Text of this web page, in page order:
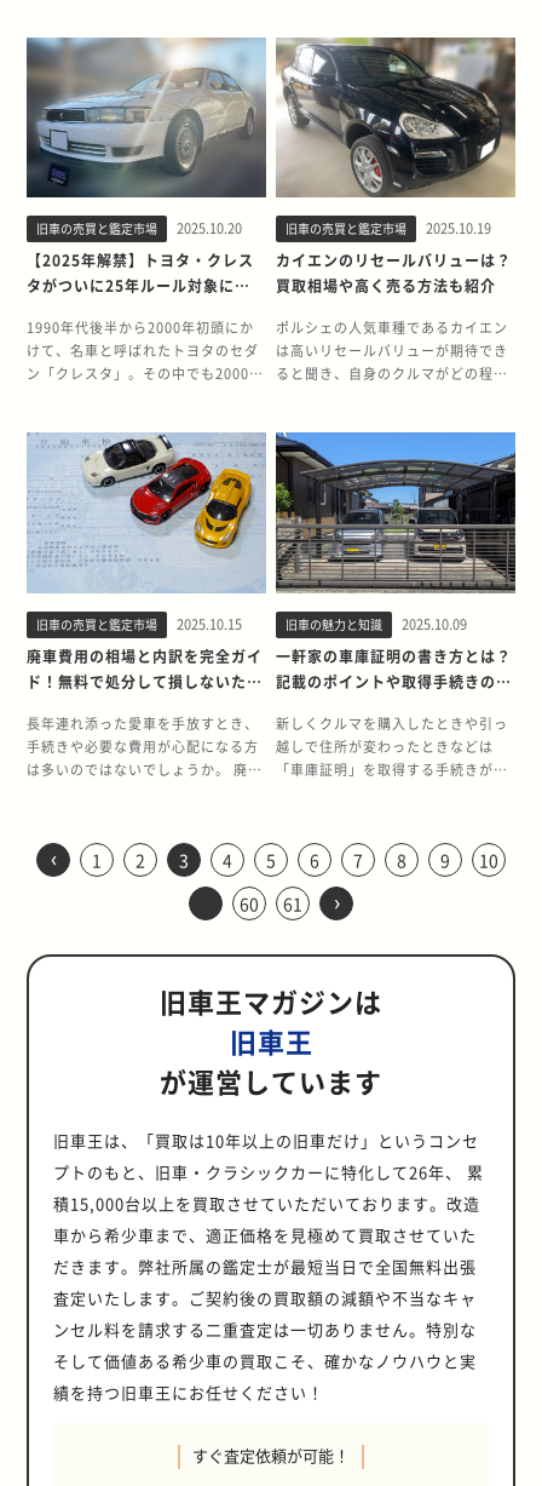
ン各部の摩耗や劣化が進んでいる旧
車では、通常使用の温度から離れる
ほど性能の低下を招きやすいといえ
ます。 電子デバイスがあまりない
年式にもよりますが、旧車には安定
した走行をアシストしてくれる電子
デバイスがあまり装備されていませ
ん。走行が不安定になりがちな雪道
では、トラクションコントロールや
横滑り防止装置、ABSといった電子
制御の有無が安全性に直結します。
路面との摩擦が低くなるため、丁寧
転してしまいますし、いつもどおり
のブレーキングだとすぐにロックし
てしまって危険です。旧車で雪道を
や故障をすると補修部品が入手しに
くい 修理の際の補修部品が入手しに
くい点も、旧車オーナーが雪道を走
るうえで意識しておくべきポイント
です。滑りやすい路面では、どうし
ても事故のリスクが高まります。ま
た、安全運転をしていても、もらい
事故に遭わないとも限りません。 ま
た、いつもとは違う温度環境での走
行のため、思わぬ故障が発生するこ
ともあります。特に、弱いバッテリ
脂パーツは低温に弱い部分です。 絶
対に押さえておきたい旧車の雪道対
策 旧車で雪道を走行する際は、不調
の使用によって各部の劣化は避けら
れないため、車に大きな負担のかか
る雪道で無理をすると思わぬトラブ
ルにつながりかねません。 雪道を走
くべき対策を詳しく紹介します。 ス
タッドレスタイヤを履く 旧車に限っ
たことではありませんが、雪道を走
ヤは装着しておきましょう。特に設
計の古い旧車では、わずかな雪でも
不安定になるおそれがあります。 ま
際は、製造からの経過年数も重要な
ポイントです。ゴムが硬化して柔軟
性を失うと、雪道でのグリップ性能
が著しく低下します。十分にタイヤ
の溝が残っていても、3～5年を目安
意しておく 旧車で雪道を走る際は、
チェーンも用意しておくことをおす
すめします。スタッドレスタイヤ
を発揮できません。ABSやトラクシ
ョンコントロールといった電子デバ
す。 水分のあまりない新雪や完全な
MCV21W 2MZ-FE 1999年 8月 26年
落ち トヨタ マークIIクオリス 2.5ク
オリスＦＯＵＲ GF-MCV25W 2MZ-
FE 1999年 8月 26年落ち トヨタ マ
ークIIクオリス 2.5クオリスＦＯＵＲ
ツアラーエディション GF-MCV25W
2MZ-FE 1999年 8月 26年落ち トヨ
タ マークIIクオリス 2.5クオリス Ｇ
パッケージ GF-MCV21W 2MZ-FE
1999年 8月 26年落ち トヨタ マーク
IIクオリス 2.5クオリスＦＯＵＲ Ｌ
パッケージ GF-MCV25W 2MZ-FE
IIクオリス 2.5クオリスＦＯＵＲ Ｇ
パッケージ GF-MCV25W 2MZ-FE
1999年 8月 26年落ち トヨタ マーク
落ち トヨタ マークIIクオリス 2.2ク
オリス Ｊパッケージ GF-SXV20W
5S-FE 1999年 8月 26年落ち トヨタ
マークIIクオリス 2.2クオリス GF-
SXV20W 5S-FE 1999年 8月 26年落
ち トヨタ マークIIクオリス 2.2クオ
リスＦＯＵＲ Ｊパッケージ GF-
SXV25W 5S-FE 1999年 8月 26年落
ち トヨタ マークIIクオリス 2.2クオ
リス ツアラーエディション GF-
SXV20W 5S-FE 1999年 8月 26年落
リス Ｌパッケージ GF-SXV20W 5S-
FE 1999年 8月 26年落ち トヨタ マ
ークIIクオリス 2.2クオリスＦＯＵＲ
クオリスＦＯＵＲ ツアラーエディシ
ョン GF-SXV25W 5S-FE 1999年 8月
26年落ち トヨタ マークIIクオリス
2.2クオリスＦＯＵＲ Ｌパッケージ
年落ち トヨタ マークIIクオリス 3.0
2000年 12月 25年落ち 25年ルール
する？ 今回の解禁で、マークIIクオ
リスの輸出需要が高まることが予想
されます。特に北米では、ステーシ
る人気が高く、パーツの入手性や整
備のしやすさも相まって注目が集ま
っています。 とくに以下のようなグ
レードは希少性・装備の充実度から
高騰が見込まれます。 ・3.0クオリ
ラーエディション（2MZ-FE） ・2.2
クオリス FOUR（5S-FE 4WD） た
だし、中古車価格はコンディション
す。売却や査定を検討する際は、専
門店での査定をおすすめします。 マ
能と、ステーションワゴンならでは
す。 25年ルールとは、アメリカにお
けるクラシックカー輸入の規制緩和
制度のことです。製造から25年以上
が経過した車輌であれば、現地の安
全基準や排ガス規制を気にせず輸入
できるようになります。 このルール
により、右ハンドルの日本車にも新
たな輸出需要が生まれつつあり、タ
ウンエースノアのような多人数乗
車・高ルーフ・ディーゼル搭載モデ
ルは、現地でも人気が出ると予想さ
れています。 25年ルール解禁対象の
ド？ 1990年代後半から2000年初頭
にかけて販売された「タウンエース
ノア」は、北米でも密かに注目を集
年～2000年に生産された一部のグレ
ードは、2024年〜2025年にかけて
アメリカの「25年ルール」により輸
出解禁の対象となります。 以下に、
現時点で25年ルールの条件を満たす
代表的なグレードと型式をまとめま
した。 メーカー 車種 グレード 型式
エンジン型式 トヨタ タウンエース
ノア スーパーエクストラ メモリア
ルエディション スタンダードルーフ
GF-SR40G 3S‑FE トヨタ タウンエ
ースノア スーパーエクストラ メモ
ーフ GF-SR40G 3S‑FE トヨタ タウ
ンエースノア スーパーエクストラ
メモリアルエディション スペーシャ
ノア スーパーエクストラ メモリア
ルエディション スタンダードルーフ
ーフ GF-SR50G 3S‑FE トヨタ タウ
ンエースノア スーパーエクストラ
メモリアルエディション スペーシャ
気？輸出・相場の観点から注目モデ
ルを紹介 タウンエースノアのなかで
ルには多くのグレードが存在しま
す。しかし、すべてが同じように評
人気のある仕様や、内外装が整った
特別仕様車には高い相場がつく傾向
があります。 現時点で輸出・相場の
観点から注目されているモデルにつ
いて、エンジンや駆動方式、装備仕
様の違いを踏まえて紹介します。
ディーゼル×4WDの「KH-CR系」
は輸出ニーズが高い 輸出市場で特に
注目されているのは、3C-TEディー
CR40G」「KH-CR50G」型です。燃
費に優れていながらも高いトルクを
ら25年以上経過した車輌であれば、
安全基準や排ガス規制の適用を受け
ずに輸入が認められます。 そのた
め、これまでアメリカで乗ることが
難しかった日本国内仕様の右ハンド
ル車でも、25年経過すればクラシッ
クカーとして登録が可能になりま
す。ガイアもこのルールにより、北
米市場への輸出が本格化する可能性
があります。 25年ルール解禁でトヨ
タ ガイアは値上がりする？ 25年ル
ールの解禁により、ガイアの中古車
理由は以下の通りです。 ・北米市場
などで右ハンドル車の需要が高まる
・エアロパッケージやメモリアルエ
・程度の良い個体が減ってきている
ただし、値上がりが必ずしも保証さ
れるわけではありません。中古車価
格は個体の状態、走行距離、装備、
取引時期などによっても変動しま
す。とはいえ、25年ルール解禁を迎
えた今が売却や査定のタイミングと
して注目されています。 2025年時
点で25年ルール解禁となっているガ
イアは下記のとおりです。 メーカー
モデル名 グレード名 型式 エンジン
型式 トヨタ ガイア リミテッド GF-
テッド GF-SXM15G 3S-FE トヨタ
ガイア リミテッドナビスペシャル
GF-SXM10G 3S-FE トヨタ ガイア
ア エアロパッケージ GF-SXM10G
3S-FE トヨタ ガイア ガイア エアロ
パッケージ GF-SXM15G 3S-FE 25
年ルールが解禁されたトヨタ ガイア
バーサイズに収まった扱いやすさ
す。ベースグレードから上級仕様ま
で豊富なラインナップがあり、代表
的なものに以下が挙げられます。 ・
メモリアルエディション（1999年
10月）：特別装備を充実させた記念
ビスペシャル（2000年10月）：上
級装備＋ナビ搭載 ・エアロパッケー
観が特徴 エンジンは信頼性の高い
3S-FE型を中心に、後期には直噴の
1AZ-FSE（D-4）、ディーゼルの
3C-TEも設定。北米ではこのサイズ
感とエンジンバリエーションが希少
であり、家族用ミニバンとしてだけ
でなく、キャンピングカーベース車
としても需要が見込まれます。 トヨ
タ ガイア以外で2024年に25年ルー
は、ガイア以外にも多くの人気モデ
ルが25年ルール解禁を迎えます。代
ールでアメリカ輸出が解禁 アメリカ
では、排ガス・安全基準の関係から
輸入できない車種が多く存在します
が、「製造から25年経過した車両」
はこの規制対象から除外され、クラ
シックカーとして輸入・登録が可能
になります。これがいわゆる「25年
ルール」です。 2024年現在、1999
年8月以前に生産・登録された車両
が順次解禁対象となっており、
JZZ30系・JZZ31系の後期ソアラが
ちょうどこの条件を満たします。 ソ
アラの魅力が再評価されている理由
ソアラは、上質な乗り心地と直列6
気筒・V8エンジンの高い完成度で、
デル（2.5GT-T）」は、2.5Lツイン
ターボを搭載し、海外のJDM愛好家
からも熱烈な支持を集めています。
25年ルールで輸出可能になるソアラ
一覧 1999年8月に登録されたソアラ
の代表的なグレードは下記のとおり
です。いずれも2024年に25年ルー
ルの解禁対象となります。 グレード
型式 エンジン 2.5GT-T GF-JZZ30
1JZ-GTE 2.5GT-T Lパッケージ装着
車 GF-JZZ30 1JZ-GTE 3.0GT GF-
JZZ31 2JZ-GE 3.0GT Sパッケージ
パッケージ装着車 GF-JZZ31 2JZ-
GE ※430SCV（UZZ40型）は2001
年以降登録のため、解禁はもう少し
ルを紹介 1999年式ソアラ
（JZZ30/JZZ31系）は、グレード
ごとに搭載エンジンや装備が異な
り、海外での人気や国内の買取相場
輸出と市場価格の観点から注目すべ
きグレードをピックアップして紹介
します。 1JZ-GTE搭載の「2.5GT-
T」が断トツ人気 最も注目されてい
るのが、1JZ-GTEツインターボエン
ジンを搭載した「2.5GT-T」グレー
ドです。JDMシーンではこのエンジ
高さが高く評価されており、北米を
中心に輸出ニーズが非常に高まって
います。 NAモデル「3.0GT」もじ
わじわ評価上昇中 ターボモデルに
比べれば静かな人気ですが、2JZ-
GEを搭載したNA仕様「3.0GT」
1台として価値が見直されていま
す。ノーマルを好む層からの需要も
根強く、内装状態の良い個体は高値
を高く売るなら？買取のコツと今後
動向を把握し、車輌の価値を正しく
評価できる業者に依頼することが重
が可能となり、海外バイヤーからの
注目が一層高まっています。 70スー
プラは、3.0GTターボAや2.5Lツイ
ンターボ（1JZ-GTE）など高性能モ
デルをラインナップし、当時のグル
ープAレースのホモロゲモデルとし
ての顔も併せ持つ車種です。現在で
もファンが多く、特にエアロトップ
仕様やリトラクタブルヘッドライト
など、日本の80年代スポーツカーの
象徴ともいえるデザインが評価され
ています。 トヨタ・スープラ（A70
型）の概要 セリカXXの後継として
1986年に登場したスープラ（A70
型）は、トヨタがグローバルで展開
た。北米市場ではセリカ
XX「SUPRA」として販売されてい
ましたが、日本でもこのモデルから
正式に「スープラ」を名乗るように
なりました。 初期は5ナンバーサイ
ズ（全幅1690mm）でスタートした
ものの、1987年には3ナンバー化さ
れた3.0GT系が登場しました。さら
にエアロトップやリトラクタブルラ
イトなど、スペシャリティカーとし
ての装備も充実していました。 注目
のグレードとスペック 70スープラに
が複数存在します。なかでも1988年
に登場した「3.0GTターボA」は、
グループAレース参戦を見据えたホ
エンジンにより270馬力を発揮しま
した。 公道走行が可能な市販車であ
りながら、当時としては非常に高い
パフォーマンスを持っていた点で注
ら登場した「JZA70型」は、2.5L直
列6気筒DOHCツインターボの1JZ-
GTEエンジンを搭載し、最高出力
280馬力を誇るハイパフォーマンス
モデルで、よりスポーツ志向の強い
仕様に進化しています。 年式と25年
ルールの関係 A70型スープラは1993
ほとんどの年式が「25年ルール」を
クリアしています。特に、1990〜
1993年式のJZA70型はアメリカでも
人気が高く、今後さらに輸出価格が
高騰する可能性があります。 70スー
プラの海外人気と相場動向 70スープ
比べて価格が落ち着いていた時期も
ありましたが、近年はYouTubeな
どの影響もあり再評価が進んでいま
も問題なく受け入れられる層が存在
ます。 すでに国内でも、JZA70型や
ターボAなどの希少モデルは高額で
場から10年以上経過した旧車をメイ
ンにご紹介。走行シーンはもちろ
ん、内外装や機関系など、さまざま
な角度から1台1台の魅力に迫ってい
ます。 ぜひご覧ください。 旧車王
ちゃんねる 本日公開のショート動画
では、女性初の総理大臣になられた
紹介しています。 70スープラは、
1986年に「セリカXX」の後継モデ
ルとして登場し、日本で初めて「ス
リトラクタブルヘッドライトと豪華
な内外装が特徴のグランドツーリン
グカーで、高市氏の愛車は、1991年
た後期モデルで、トランスミッショ
ンは4ATです。 旧車王で買い取りを
した「70スープラ」はこちら 高市氏
が愛した70スープラは、22年間大切
に乗られた後、どうしても手放せず
抹消登録するも、その後10年間、不
動車として保管されていました。
2022年に、奈良トヨタの80周年を
記念して行われた「レストアプロジ
ェクト」により、復元され、現在で
は「まほろばミュージアム」に展示
されています。 まほろばミュージア
ム｜奈良トヨタ【公式サイト】 旧車
王でも、長年愛された車が再び息を
吹き返すお手伝いをしています。も
する方にとって、このような歴史あ
る車を「再び動かしたい」という思
いは、共通の願いではないでしょう
か。 私たちは、「旧車を愛する」総
間に喜びを感じつつ、これからも日
本の旧車文化の発展に努めてまいり
ます。 旧車王は旧車専門の買取サー
ビスです。古いクルマに特化して20
年以上の実績をもち、YouTubeの
ほかにXやInstagram、TikTokでも
twitter.com/qsha_oh
Instagram：
instagram.com/qshaoh_channel
になるのが「今乗っているGT-Rの
価格はどのくらいなのか」という点
ではないでしょうか。そこでこの記
事では、GT-Rのリセールバリュー
に焦点をあて、査定を有利にするた
めのポイントをご紹介します。ぜひ
最後までご覧ください。 日産GT-
ミアムスポーツカーです。現行の
R35は2007年にモータージャーナリ
ストとしても活躍する水野和敏氏が
けたクルマでもあります。また日産
社内ではGT-Rではなく、TM（トラ
クションマスター・トレンドメーカ
用開発されたプレミアム・ミッドシ
ップパッケージを採用し、ドイツの
ニュルブルクリンクで磨き上げた走
りが独自の世界観を作り上げ、今の
絶対的な地位を確立しました。 この
R35からGT-R史上初の3.8LV6型エ
ンジンを搭載し、「匠」と呼ばれる
職人が1台ずつ組み立てています。
年次改良を重ねたエンジンは、最高
出力419kw・最大トルク637Nmを
発生し、塗装路はもちろん雪上であ
っても、路面をとらえて爽快に走る
ことができるのはGT-Rならではの
特徴です。 日産GT-R（R35）のリ
セールバリューは良い？ 結論からお
ューで62%〜75%、7年後のリセー
ルバリューで71%〜76%と現行の
R35は高いリセールを誇っていま
す。ボディカラーで見ると、ブリリ
上、低走行車がリセールに大きく影
響します。 日産GT-R（R35）で人
気のグレード ここからはGT-
R（R35）の人気グレードを3つご紹
介します。 ピュアエディション GT-
が安いながらもリセールが高く、最
も人気のグレードです。足回りや機
能面はほかのグレードと変わりな
ーや、20インチのレイズ製のアルミ
ホイールを装着しており、高次元の
走りを実現しています。 プレミアム
エディション GT-Rの中で高級感を
高めたグレードです。ピュアエディ
ションの装備に加えて、フジツボ製
のチタン合金製マフラーを採用し、
洗練された外観が見る人の目を惹き
るアクティブノイズコントロール機
能を備えたBOSEサウンドシステム
旧車の売買と鑑定市場 2025.10.20
【2025年解禁】トヨタ・クレス
タがついに25年ルール対象に！
1990年代後半から2000年初頭にか
けて、名車と呼ばれたトヨタのセダ
ン「クレスタ」。その中でも2000年
なります。特に北米市場では、「右
ハンドルのスポーツセダン」「1JZ-
GEエンジン搭載モデル」などに熱い
注目が集まっており、中古車市場で
も価格が高騰し始めています。 この
記事は、25年以上にわたって旧車・
クラシックカーを15,000台以上買い
25年ルールの対象になる背景や、具
体的な解禁モデル、相場・輸出動向
をわかりやすく解説します。 25年ル
ールとクレスタの関係性 アメリカを
中心とした海外市場には、日本の中
古車が人気を集める“25年ルール”と
いう制度があります。これは、製造
ー」として輸入が許可されるという
制度です。 このルールにより、25
年経過した日本車は「輸出解禁車」
として注目され、特にスポーツ系・
ーが競って買い付けに来る傾向があ
ります。 トヨタ・クレスタは、マ
ークIIやチェイサーと並ぶ“3兄弟”の
一角を担った高級ミドルセダン。中
ド」や「スーパールーセント」など
年4月に25年ルール解禁を迎えるモ
デル群です。これにより、アメリカ
をはじめとした右ハンドルマニアの
多い地域での輸出ニーズが急増する
可能性があります。 2025年に解禁
となるクレスタのグレード一覧
2025年に25年ルールの対象となる
クレスタは、2000年4月および12月
ずれも「GF-」で始まる型式を持
ち、直列6気筒エンジン「1G-FE」
または「1JZ-GE」を搭載していま
を兼ね備え、海外のチューナーたち
旧車の売買と鑑定市場 2025.10.19
カイエンのリセールバリューは？
買取相場や高く売る方法も紹介
ポルシェの人気車種であるカイエン
は高いリセールバリューが期待でき
ると聞き、自身のクルマがどの程度
の輸入車に比べてリセールバリュー
が高い傾向があります。 この記事で
は、カイエンの買取相場やリセール
バリューのポイント、少しでも高く
売る方法について紹介します。 ポル
シェ カイエンとは 2002年に登場し
たポルシェ初のSUV「カイエン」
なSUVに、ポルシェ独自のスポーテ
ィさを融合させたモデルです。従来
のSUVのイメージを覆し、2022年に
は販売台数の約3分の1を占める大ヒ
ットモデルとなりました。 初代モデ
ルの955型には、下記のグレードが
設定されており、いずれも高出力な
ターボ：V型8気筒ツインターボエン
ジン（4,510cc、331KW）・カイエ
ン（ベーシックモデル）：狭角V型6
気筒エンジン（3,189cc、184KW）
りながらスポーツカーのようなダイ
ナミックな走行を実現しました。中
でも、カイエン・ターボは「911」
や「ボクスター」などのスポーツカ
進からわずか5.6秒で100km/hに達
DNAを受け継ぎつつ、SUVならでは
の居住性と実用性も兼ね備えていま
す。日常での使い勝手のよさとファ
ミリーカーとしての快適さを両立し
ているため、アウトドアや長距離ド
ライブでも頼もしいパートナーとな
るでしょう。 なお、955型のほかに
下記のモデルが販売されており、2
インナップとして加わっています。
・2006年：957型（マイナーチェン
ジ後）・2010年：958型（2代
と、SUVの実用性を兼ね備えたモデ
旧車の売買と鑑定市場 2025.10.15
廃車費用の相場と内訳を完全ガイ
ド！無料で処分して損しないため
長年連れ添った愛車を手放すとき、
手続きや必要な費用が心配になる方
は多いのではないでしょうか。 廃車
によっては、思わぬ金額が手元に戻
ってくるケースもあります。 この記
事は、25年以上にわたって旧車・ク
りしてきた旧車王が、廃車にかかる
費用の内訳や詳しい相場、損をしな
いための依頼先の選び方について解
説します。 廃車手続きの種類 廃車
の手続きには「永久抹消登録」と
「一時抹消登録」があります。どち
らの手続きを選ぶかによって、その
が変わります。それぞれ詳しく見て
抹消登録は、クルマを解体（スクラ
ップ）することを前提とした手続き
です。対象のクルマの登録情報を永
すると、そのクルマは二度と公道を
走ることができなくなります。 災害
等でクルマが使えなくなった場合
や、老朽化等により乗る予定が全く
ないクルマを処分する際に選ぶこと
が一般的です。手続きを行うと、後
完全に手放し、維持費の負担から解
旧車の魅力と知識 2025.10.09
一軒家の車庫証明の書き方とは？
記載のポイントや取得手続きの流
新しくクルマを購入したときや引っ
越しで住所が変わったときなどは
「車庫証明」を取得する手続きが必
の場合、自宅の敷地内にある駐車場
と自宅外の月極駐車場で申請書類の
書き方や提出書類が異なる点に注意
上にわたって旧車・クラシックカー
を15,000台以上買い取り、車輌登録
や各種行政手続きに精通した旧車王
明を取得する方法や書類の書き方な
どについて詳しく解説します。 車庫
証明とは 車庫証明とは、クルマの保
する公的な書類のことです。 正式名
い、自動車の使用の本拠の位置を管
轄する警察署で「保管場所証明申請
手続」をした際に交付されます。 ク
は、以下のような場合に管轄の警察
署で車庫証明を取得し、運輸支局で
手続きをする際に提出しなければな
らないとされています。 ・新車や
中古車を新たに購入したとき（新規
登録） ・クルマの所有者が変わった
ただし、地域によっては車庫証明
‹ 1 2 3 4 5 6 7 8 9
10
60
61 ›
旧車王マガジンは
旧車王
が運営しています
旧車王は、「買取は10年以上の旧車だけ」というコンセ
プトのもと、旧車・クラシックカーに特化して26年、 累
積15,000台以上を買取させていただいております。改造
車から希少車まで、適正価格を見極めて買取させていた
だきます。弊社所属の鑑定士が最短当日で全国無料出張
査定いたします。ご契約後の買取額の減額や不当なキャ
ンセル料を請求する二重査定は一切ありません。特別な
そして価値ある希少車の買取こそ、確かなノウハウと実
績を持つ旧車王にお任せください！
すぐ査定依頼が可能！